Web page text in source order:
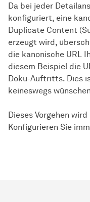
Da bei jeder
konfiguriert, eine
Duplicate Content
erzeugt wird,
die kanonische URL
diesem Beispiel die
Doku-Auftritts. Dies
keineswegs
Dieses Vorgehen
Konfigurieren Sie